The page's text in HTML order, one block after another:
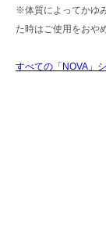
※体質によってかゆ
た時はご使用をおや
すべての「NOVA」